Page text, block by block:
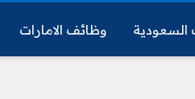
السعودية وظائف الامارات